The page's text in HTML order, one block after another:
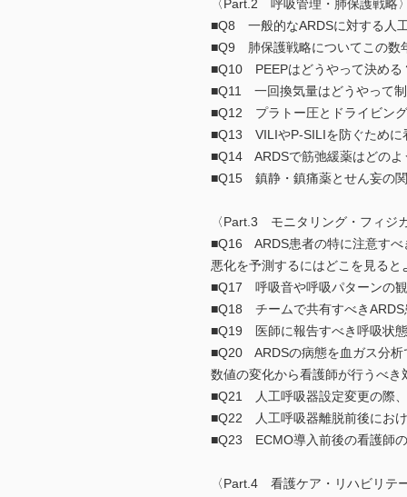
〈Part.2 呼吸管理・肺保護戦略
■Q8 一般的なARDSに対する人
■Q9 肺保護戦略についてこの数
■Q10 PEEPはどうやって決める
■Q11 一回換気量はどうやって
■Q12 プラトー圧とドライビン
■Q13 VILIやP-SILIを防ぐために
■Q14 ARDSで筋弛緩薬はどの
■Q15 鎮静・鎮痛薬とせん妄の
〈Part.3 モニタリング・フィジ
■Q16 ARDS患者の特に注意すべ
悪化を予測するにはどこを見ると
■Q17 呼吸音や呼吸パターンの
■Q18 チームで共有すべきARDS
■Q19 医師に報告すべき呼吸状
■Q20 ARDSの病態を血ガス分析
数値の変化から看護師が行うべき
■Q21 人工呼吸器設定変更の際
■Q22 人工呼吸器離脱前後にお
■Q23 ECMO導入前後の看護師
〈Part.4 看護ケア・リハビリテ